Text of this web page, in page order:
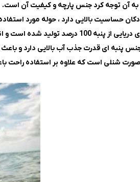
به آن توجه کرد جنس پارچه و کیفیت آن است.
حساسیت بالایی دارد ، حوله مورد
مناسب برای فرزند شما می باشد.
پنبه ای قدرت جذب آب بالایی دارد و
شنلی است که علاوه بر استفاده راحت